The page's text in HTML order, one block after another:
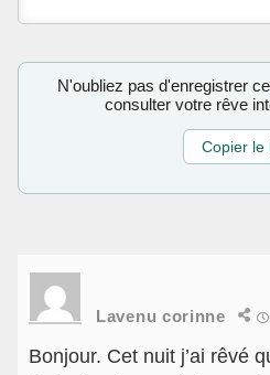
N'oubliez pas d'enregistrer
consulter votre rêve
Copier le
Lavenu corinne
Bonjour. Cet nuit j’ai rêvé